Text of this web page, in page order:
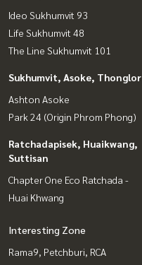
Ideo Sukhumvit 93
Life Sukhumvit 48
The Line Sukhumvit 101
Sukhumvit, Asoke, Thonglor
Ashton Asoke
Park 24 (Origin Phrom Phong)
Ratchadapisek, Huaikwang,
Suttisan
Chapter One Eco Ratchada -
Huai Khwang
Interesting Zone
Rama9, Petchburi, RCA